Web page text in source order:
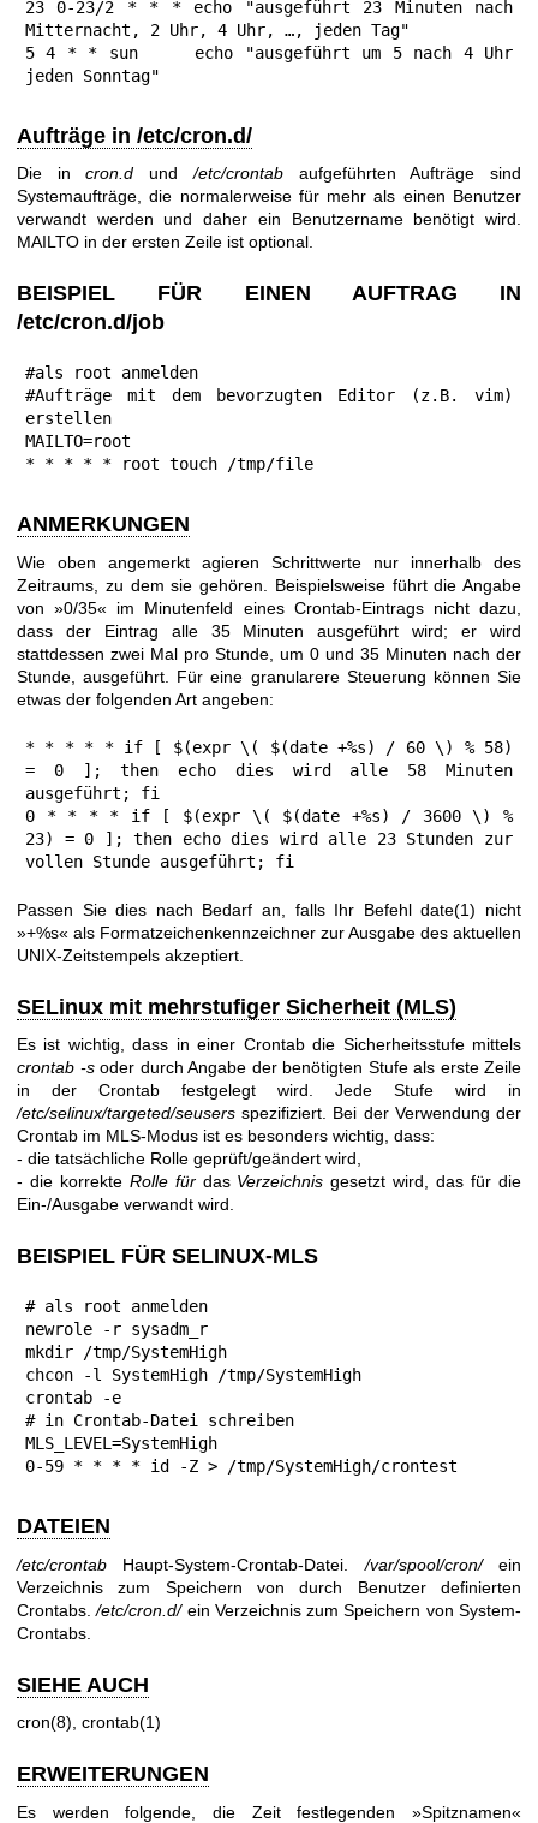
23 0-23/2 * * * echo "ausgeführt 23 Minuten nach
Mitternacht, 2 Uhr, 4 Uhr, …, jeden Tag"
5 4 * * sun     echo "ausgeführt um 5 nach 4 Uhr
jeden Sonntag"
Aufträge in /etc/cron.d/
Die incron.d und/etc/crontabaufgeführten Aufträge sind
Systemaufträge, die normalerweise für mehr als einen Benutzer
verwandt werden und daher ein Benutzername benötigt wird.
MAILTO in der ersten Zeile ist optional.
BEISPIEL FÜR EINEN AUFTRAG IN
/etc/cron.d/job
#als root anmelden
#Aufträge mit dem bevorzugten Editor (z.B. vim)
erstellen
MAILTO=root
* * * * * root touch /tmp/file
ANMERKUNGEN
Wie oben angemerkt agieren Schrittwerte nur innerhalb des
Zeitraums, zu dem sie gehören. Beispielsweise führt die Angabe
von »0/35« im Minutenfeld eines Crontab-Eintrags nicht dazu,
dass der Eintrag alle 35 Minuten ausgeführt wird; er wird
stattdessen zwei Mal pro Stunde, um 0 und 35 Minuten nach der
Stunde, ausgeführt. Für eine granularere Steuerung können Sie
etwas der folgenden Art angeben:
* * * * * if [ $(expr \( $(date +%s) / 60 \) % 58)
= 0 ]; then echo dies wird alle 58 Minuten
ausgeführt; fi
0 * * * * if [ $(expr \( $(date +%s) / 3600 \) %
23) = 0 ]; then echo dies wird alle 23 Stunden zur
vollen Stunde ausgeführt; fi
Passen Sie dies nach Bedarf an, falls Ihr Befehldate(1) nicht
»+%s« als Formatzeichenkennzeichner zur Ausgabe des aktuellen
UNIX-Zeitstempels akzeptiert.
SELinux mit mehrstufiger Sicherheit (MLS)
Es ist wichtig, dass in einer Crontab die Sicherheitsstufe mittels
crontab -soder durch Angabe der benötigten Stufe als erste Zeile
in der Crontab festgelegt wird. Jede Stufe wird in
/etc/selinux/targeted/seusers spezifiziert. Bei der Verwendung der
Crontab im MLS-Modus ist es besonders wichtig, dass:
- die tatsächliche Rolle geprüft/geändert wird,
- die korrekte Rolle fürdas Verzeichnis gesetzt wird, das für die
Ein-/Ausgabe verwandt wird.
BEISPIEL FÜR SELINUX-MLS
# als root anmelden
newrole -r sysadm_r
mkdir /tmp/SystemHigh
chcon -l SystemHigh /tmp/SystemHigh
crontab -e
# in Crontab-Datei schreiben
MLS_LEVEL=SystemHigh
0-59 * * * * id -Z > /tmp/SystemHigh/crontest
DATEIEN
/etc/crontab Haupt-System-Crontab-Datei./var/spool/cron/ein
Verzeichnis zum Speichern von durch Benutzer definierten
Crontabs./etc/cron.d/ein Verzeichnis zum Speichern von System-
Crontabs.
SIEHE AUCH
cron(8) crontab(1)
ERWEITERUNGEN
Es werden folgende, die Zeit festlegenden »Spitznamen«